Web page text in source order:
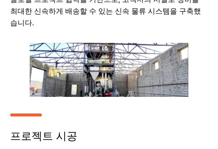
최대한 신속하게 배송할 수 있는 신속 물류 시스템을 구축했
습니다.
프로젝트 시공